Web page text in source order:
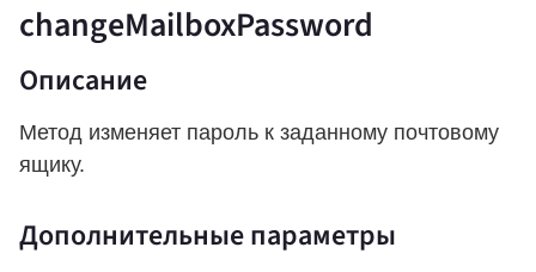
changeMailboxPassword
Описание
Метод изменяет пароль к заданному почтовому
ящику.
Дополнительные параметры